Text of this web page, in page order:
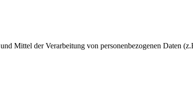
Mittel der Verarbeitung von personenbezogenen Daten